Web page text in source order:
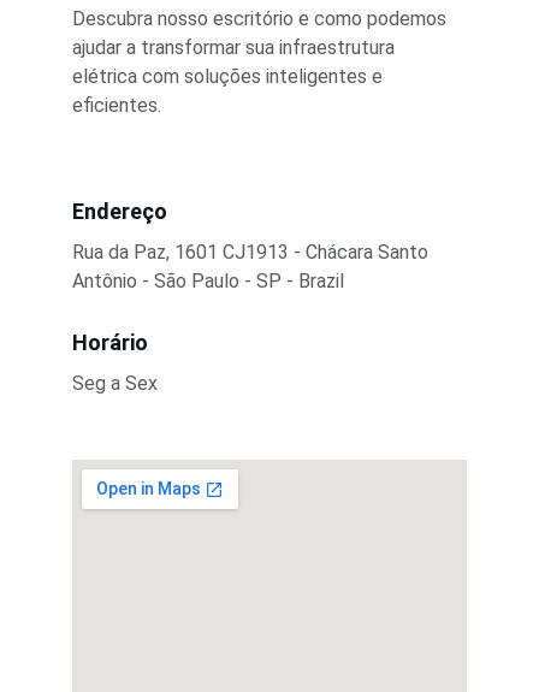
Descubra nosso escritório e como podemos
ajudar a transformar sua infraestrutura
elétrica com soluções inteligentes e
eficientes.
Endereço
Rua da Paz, 1601 CJ1913 - Chácara Santo
Antônio - São Paulo - SP - Brazil
Horário
Seg a Sex